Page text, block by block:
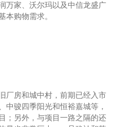
万家、沃尔玛以及中信龙盛广
本购物需求。
厂房和城中村，前期已经入市
中骏四季阳光和恒裕嘉城等，
；另外，与项目一路之隔的还